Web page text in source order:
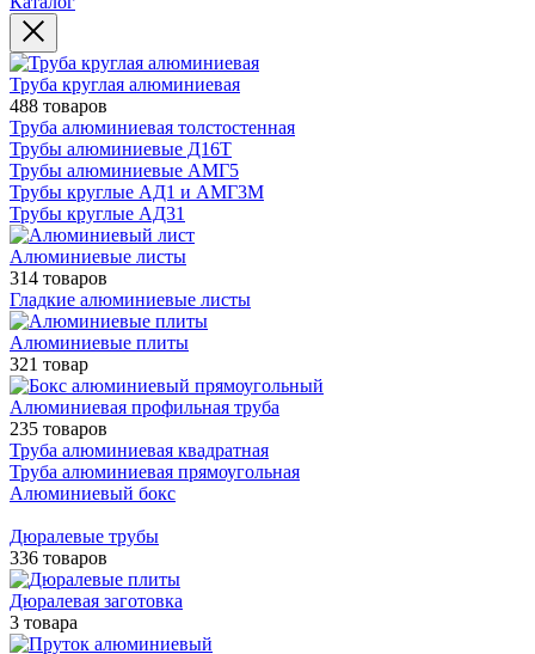
Труба круглая алюминиевая
488 товаров
Труба алюминиевая толстостенная
Трубы алюминиевые Д16Т
Трубы алюминиевые АМГ5
Трубы круглые АД1 и АМГ3М
Трубы круглые АД31
Алюминиевые листы
314 товаров
Гладкие алюминиевые листы
Алюминиевые плиты
321 товар
Алюминиевая профильная труба
235 товаров
Труба алюминиевая квадратная
Труба алюминиевая прямоугольная
Алюминиевый бокс
Дюралевые трубы
336 товаров
Дюралевая заготовка
3 товара